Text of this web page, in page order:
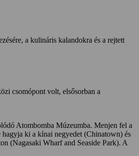
a kulináris kalandokra és a rejtett
csomópont volt, elsősorban a
Atombomba Múzeumba. Menjen fel a
ki a kínai negyedet (Chinatown) és
(Nagasaki Wharf and Seaside Park). A